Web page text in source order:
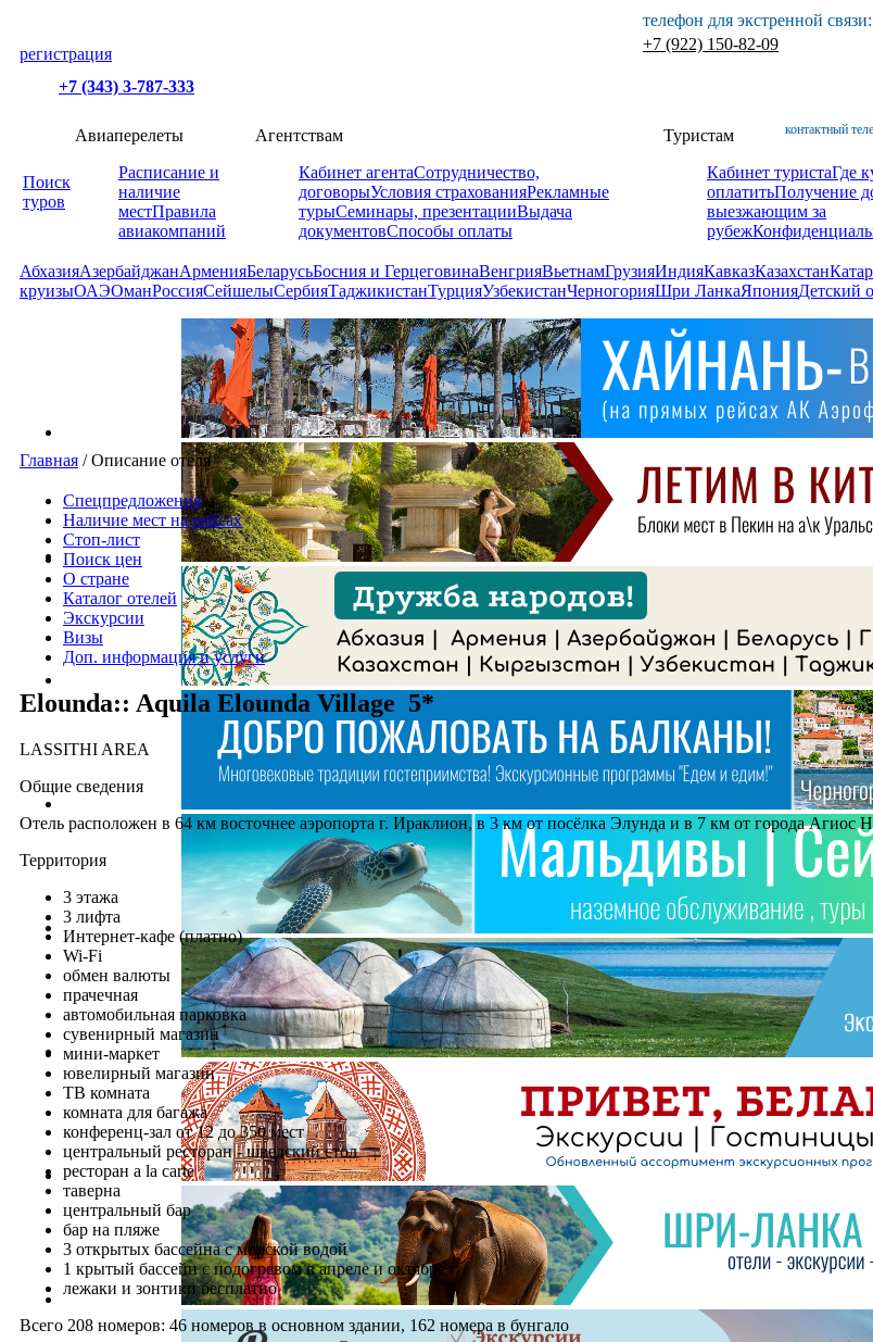
регистрация
+7 (343) 3-787-333
телефон для экстренной связи:
+7 (922) 150-82-09
контактный
Поиск
туров
Авиаперелеты
Расписание и
наличие
местПравила
авиакомпаний
Агентствам
Кабинет агентаСотрудничество,
договорыУсловия страхованияРекламные
турыСеминары, презентацииВыдача
документовСпособы оплаты
Туристам
Кабинет туристаГде
оплатитьПолучение
выезжающим за
рубеж
АбхазияАзербайджанАрменияБеларусьБосния и ГерцеговинаВенгрияВьетнамГрузияИндияКавказКазахстанКатар
круизыОАЭОманРоссияСейшелыСербияТаджикистанТурцияУзбекистанЧерногорияШри ЛанкаЯпонияДетский
Главная /Описание отеля
Спецпредложения
Наличие мест на рейсах
Стоп-лист
Поиск цен
О стране
Каталог отелей
Экскурсии
Визы
Доп. информация и услуги
Elounda:: Aquila Elounda Village 5*
LASSITHI AREA
Общие сведения
Отель расположен в 64 км восточнее аэропорта г. Ираклион, в 3 км от посёлка Элунда и в 7 км от города Агиос
Территория
3 этажа
3 лифта
Интернет-кафе (платно)
Wi-Fi
обмен валюты
прачечная
автомобильная парковка
сувенирный магазин
мини-маркет
ювелирный магазин
ТВ комната
комната для багажа
конференц-зал от 12 до 350 мест
центральный ресторан - шведский стол
ресторан a la carte
таверна
центральный бар
бар на пляже
3 открытых бассейна с морской водой
1 крытый бассейн с подогревом в апреле и октябре
лежаки и зонтики бесплатно
Всего 208 номеров: 46 номеров в основном здании, 162 номера в бунгало